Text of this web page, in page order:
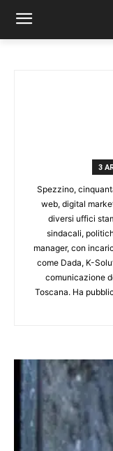
3
Spezzino,
web, digital
diversi uffici
sindacali,
manager, con
come Dada, K-
comunicazione
Toscana. Ha